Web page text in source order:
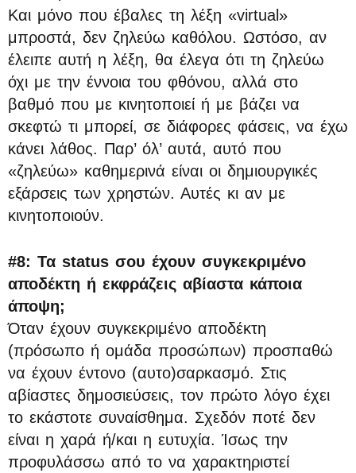
Και μόνο που έβαλες τη λέξη «virtual»
μπροστά, δεν ζηλεύω καθόλου. Ωστόσο, αν
έλειπε αυτή η λέξη, θα έλεγα ότι τη ζηλεύω
όχι με την έννοια του φθόνου, αλλά στο
βαθμό που με κινητοποιεί ή με βάζει να
σκεφτώ τι μπορεί, σε διάφορες φάσεις, να έχω
κάνει λάθος. Παρ’ όλ’ αυτά, αυτό που
«ζηλεύω» καθημερινά είναι οι δημιουργικές
εξάρσεις των χρηστών. Αυτές κι αν με
κινητοποιούν.
#8: Τα status σου έχουν συγκεκριμένο
αποδέκτη ή εκφράζεις αβίαστα κάποια
άποψη;
Όταν έχουν συγκεκριμένο αποδέκτη
(πρόσωπο ή ομάδα προσώπων) προσπαθώ
να έχουν έντονο (αυτο)σαρκασμό. Στις
αβίαστες δημοσιεύσεις, τον πρώτο λόγο έχει
το εκάστοτε συναίσθημα. Σχεδόν ποτέ δεν
είναι η χαρά ή/και η ευτυχία. Ίσως την
προφυλάσσω από το να χαρακτηριστεί